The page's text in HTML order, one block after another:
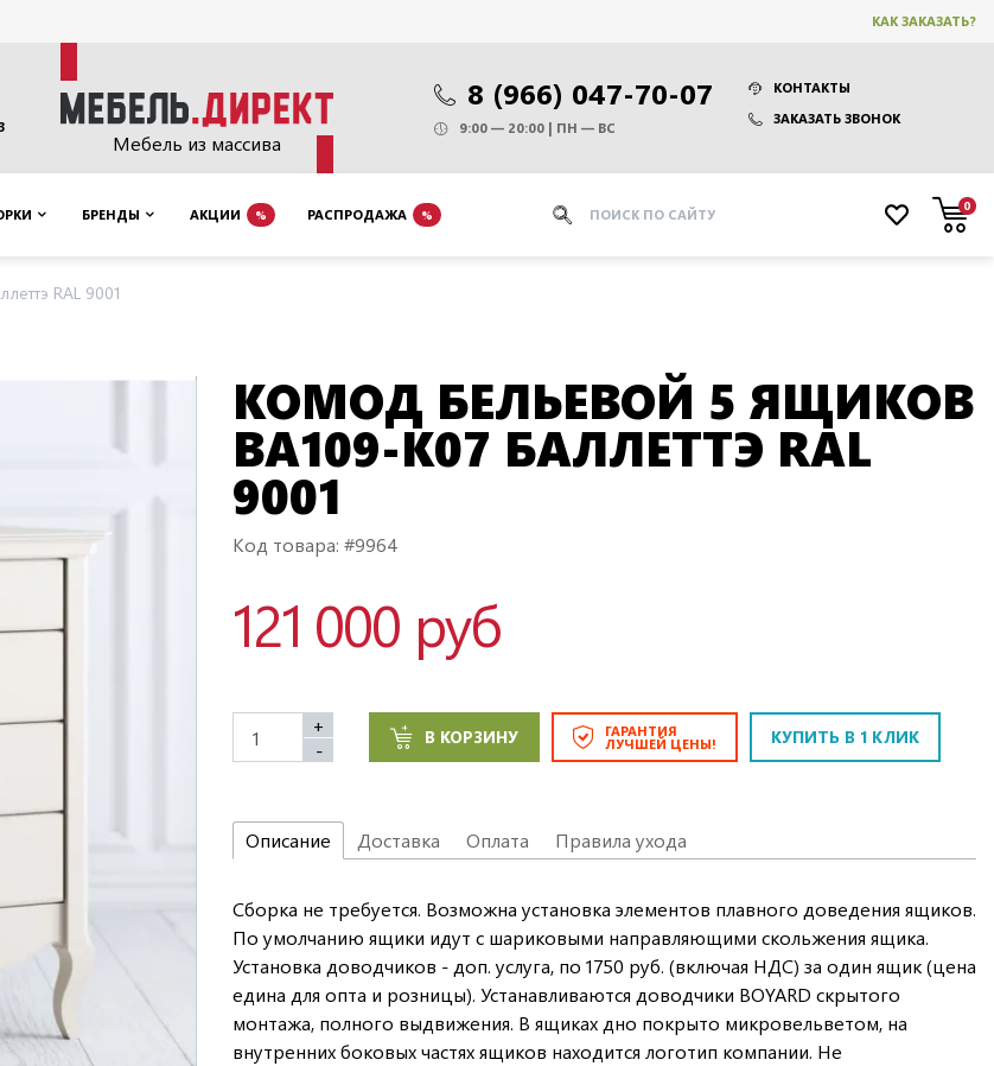
КАК ЗАКАЗАТЬ?
Мебель из массива
8 (966) 047-70-07
КОНТАКТЫ
ЗАКАЗАТЬ ЗВОНОК
9:00 — 20:00 | ПН — ВС
БРЕНДЫ АКЦИИ % РАСПРОДАЖА %
0
RAL 9001
КОМОД БЕЛЬЕВОЙ 5 ЯЩИКОВ
BA109-K07 БАЛЛЕТТЭ RAL
9001
Код товара: #9964
121 000 руб
+
-
В КОРЗИНУ ГАРАНТИЯ
ЛУЧШЕЙ ЦЕНЫ! КУПИТЬ В 1 КЛИК
Описание Доставка Оплата Правила ухода
Сборка не требуется. Возможна установка элементов плавного доведения ящиков.
По умолчанию ящики идут с шариковыми направляющими скольжения ящика.
Установка доводчиков - доп. услуга, по 1750 руб. (включая НДС) за один ящик (цена
едина для опта и розницы). Устанавливаются доводчики BOYARD скрытого
монтажа, полного выдвижения. В ящиках дно покрыто микровельветом, на
внутренних боковых частях ящиков находится логотип компании. Не